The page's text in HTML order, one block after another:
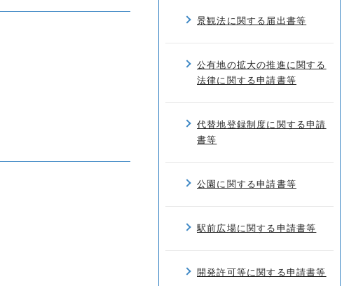
景観法に関する届出書等
公有地の拡大の推進に関する
法律に関する申請書等
代替地登録制度に関する申請
書等
公園に関する申請書等
駅前広場に関する申請書等
開発許可等に関する申請書等